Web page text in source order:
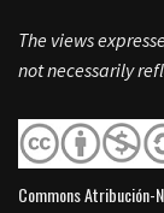
The views
not necessarily
Commons Atribución-